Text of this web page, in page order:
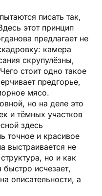
писать так,
этот принцип
предлагает не
камера
скрупулёзны,
стоит одно такое
предгорье,
мясо.
но на деле это
и тёмных участков
здесь
точное и красивое
выстраивается не
но и как
быстро исчезает,
описательности, а